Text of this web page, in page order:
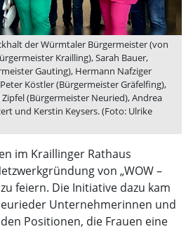
der Würmtaler Bürgermeister (von
Krailling), Sarah Bauer,
Gauting), Hermann Nafziger
Köstler (Bürgermeister Gräfelfing),
(Bürgermeister Neuried), Andrea
und Kerstin Keysers. (Foto: Ulrike
im Kraillinger Rathaus
von „WOW –
feiern. Die Initiative dazu kam
Unternehmerinnen und
Positionen, die Frauen eine